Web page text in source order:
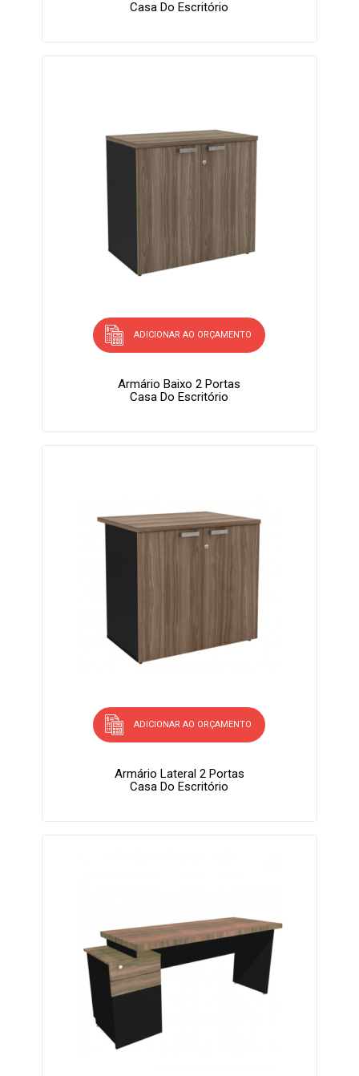
Casa Do Escritório
ADICIONAR AO ORÇAMENTO
Armário Baixo 2 Portas
Casa Do Escritório
ADICIONAR AO ORÇAMENTO
Armário Lateral 2 Portas
Casa Do Escritório